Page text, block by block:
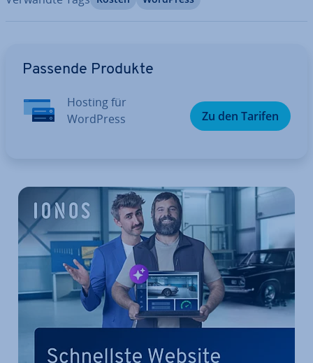
Passende Produkte
Hosting für
WordPress
Zu den Tarifen